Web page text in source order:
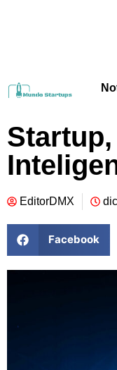
EditorDMX
Facebook